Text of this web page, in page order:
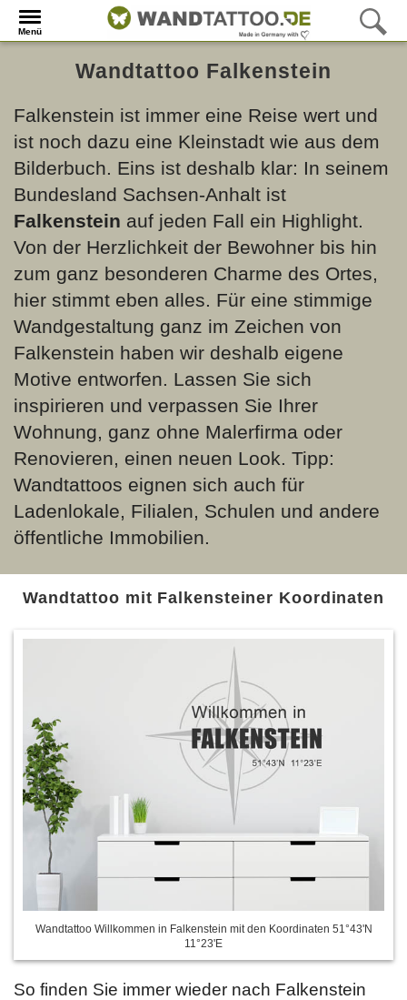
Menü
Wandtattoo Falkenstein
Falkenstein ist immer eine Reise wert und
ist noch dazu eine Kleinstadt wie aus dem
Bilderbuch. Eins ist deshalb klar: In seinem
Bundesland Sachsen-Anhalt ist
Falkenstein auf jeden Fall ein Highlight.
Von der Herzlichkeit der Bewohner bis hin
zum ganz besonderen Charme des Ortes,
hier stimmt eben alles. Für eine stimmige
Wandgestaltung ganz im Zeichen von
Falkenstein haben wir deshalb eigene
Motive entworfen. Lassen Sie sich
inspirieren und verpassen Sie Ihrer
Wohnung, ganz ohne Malerfirma oder
Renovieren, einen neuen Look. Tipp:
Wandtattoos eignen sich auch für
Ladenlokale, Filialen, Schulen und andere
öffentliche Immobilien.
Wandtattoo mit Falkensteiner Koordinaten
Wandtattoo Willkommen in Falkenstein mit den Koordinaten 51°43'N
11°23'E
So finden Sie immer wieder nach Falkenstein